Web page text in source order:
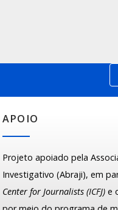
APOIO
Projeto apoiado pela
Investigativo (Abraji), em
Center for Journalists (ICFJ)e